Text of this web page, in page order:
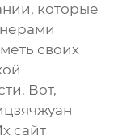
которые
своих
Вот,
сайт